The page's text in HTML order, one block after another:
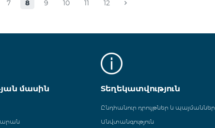
7 8 9 10 11 12
մասին Տեղեկատվություն
Ընդհանուր դրույթներ և պայմաններ
Անվտանգություն